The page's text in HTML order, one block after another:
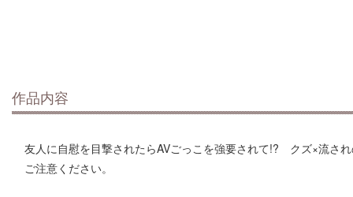
作品内容
友人に自慰を目撃されたらAVごっこを強要されて!? クズ×流さ
ご注意ください。